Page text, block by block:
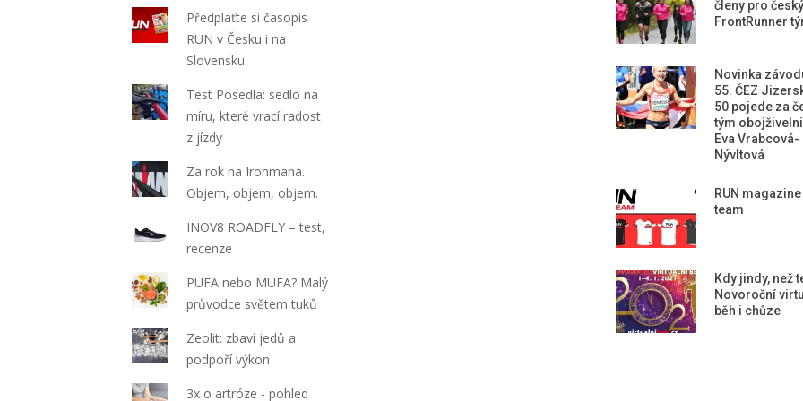
Předplaťte si časopis
RUN v Česku i na
Slovensku
Test Posedla: sedlo na
míru, které vrací radost
z jízdy
Za rok na Ironmana.
Objem, objem, objem.
INOV8 ROADFLY – test,
recenze
PUFA nebo MUFA? Malý
průvodce světem tuků
Zeolit: zbaví jedů a
podpoří výkon
3x o artróze - pohled
členy pro český
FrontRunner
Novinka
55. ČEZ
50 pojede za
tým
Eva Vrabcová-
Nývltová
RUN magazine
team
Kdy jindy, než
Novoroční
běh i chůze